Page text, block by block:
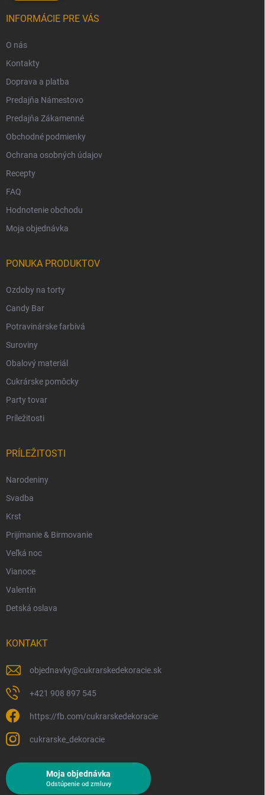
INFORMÁCIE PRE VÁS
O nás
Kontakty
Doprava a platba
Predajňa Námestovo
Predajňa Zákamenné
Obchodné podmienky
Ochrana osobných údajov
Recepty
FAQ
Hodnotenie obchodu
Moja objednávka
PONUKA PRODUKTOV
Ozdoby na torty
Candy Bar
Potravinárske farbivá
Suroviny
Obalový materiál
Cukrárske pomôcky
Party tovar
Príležitosti
PRÍLEŽITOSTI
Narodeniny
Svadba
Krst
Prijímanie & Birmovanie
Veľká noc
Vianoce
Valentín
Detská oslava
KONTAKT
objednavky@cukrarskedekoracie.sk
+421 908 897 545
https://fb.com/cukrarskedekoracie
cukrarske_dekoracie
Moja objednávka
Odstúpenie od zmluvy